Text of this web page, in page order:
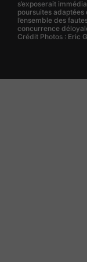
s’exposerait
poursuites
l’ensemble des
concurrence
Crédit Photos : Eric